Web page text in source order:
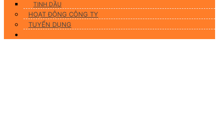
TINH DẦU
HOẠT ĐỘNG CÔNG TY
TUYỂN DỤNG